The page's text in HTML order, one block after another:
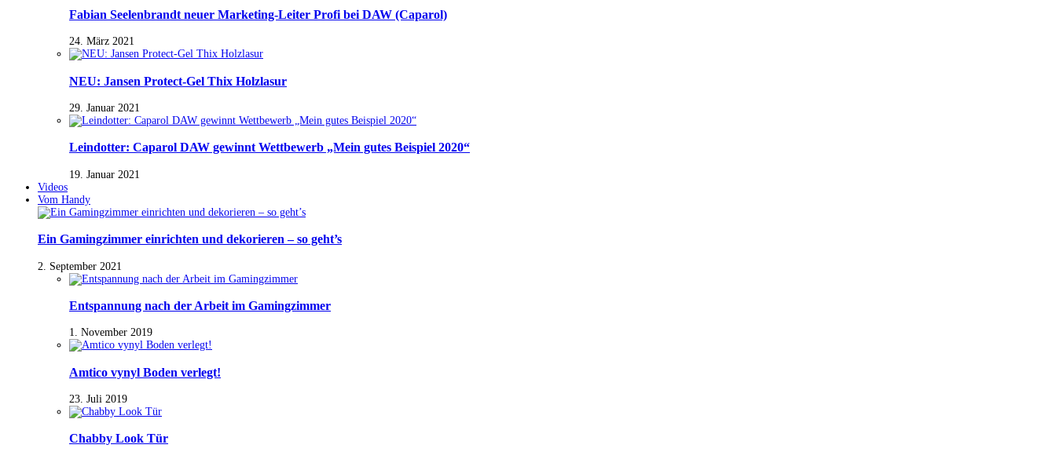
Fabian Seelenbrandt neuer Marketing-Leiter Profi bei DAW (Caparol)
24. März 2021
NEU: Jansen Protect-Gel Thix Holzlasur
29. Januar 2021
Leindotter: Caparol DAW gewinnt Wettbewerb „Mein gutes Beispiel 2020“
19. Januar 2021
Videos
Vom Handy
Ein Gamingzimmer einrichten und dekorieren – so geht’s
2. September 2021
Entspannung nach der Arbeit im Gamingzimmer
1. November 2019
Amtico vynyl Boden verlegt!
23. Juli 2019
Chabby Look Tür